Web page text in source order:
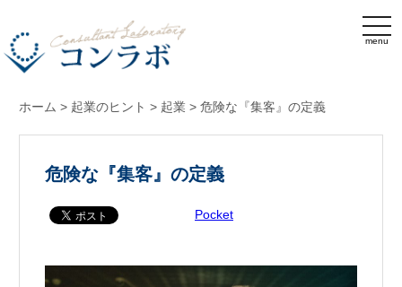
menu
ホーム > 起業のヒント > 起業 > 危険な『集客』の定義
危険な『集客』の定義
Pocket